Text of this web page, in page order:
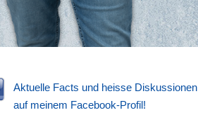
Aktuelle Facts und heisse Diskussionen
auf meinem Facebook-Profil!